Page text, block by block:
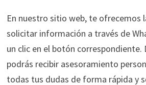
En nuestro sitio web, te ofrecemos
solicitar información a través de
un clic en el botón correspondiente.
podrás recibir asesoramiento
todas tus dudas de forma rápida y